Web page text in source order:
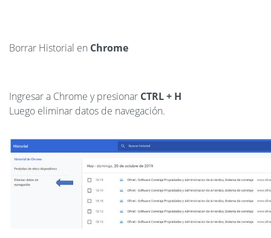
Borrar Historial en Chrome
Ingresar a Chrome y presionar CTRL + H
Luego eliminar datos de navegación.